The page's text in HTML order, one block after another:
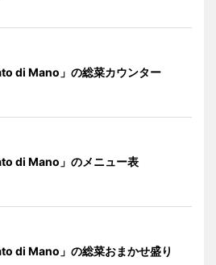
di Mano」の総菜カウンター
di Mano」のメニュー表
di Mano」の総菜おまかせ盛り